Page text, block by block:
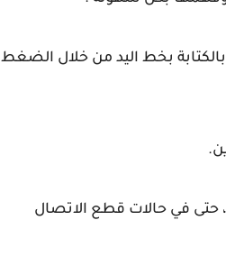
بالكتابة بخط اليد من خلال الضغط
، حتى في حالات قطع الاتصال